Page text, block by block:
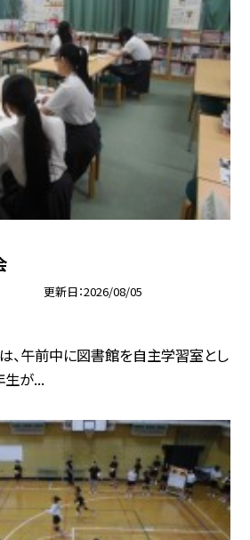
更新日 2026/08/05
、午前中に図書館を自主学習室とし
生が...